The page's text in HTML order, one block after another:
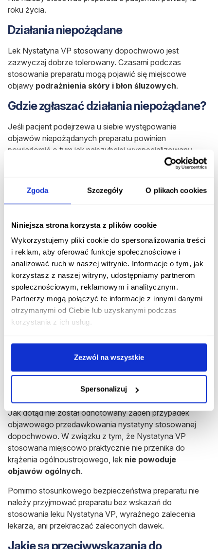
Zgoda Szczegóły O plikach cookies
Niniejsza strona korzysta z plików cookie
Wykorzystujemy pliki cookie do spersonalizowania treści
i reklam, aby oferować funkcje społecznościowe i
analizować ruch w naszej witrynie. Informacje o tym, jak
korzystasz z naszej witryny, udostępniamy partnerom
społecznościowym, reklamowym i analitycznym.
Partnerzy mogą połączyć te informacje z innymi danymi
otrzymanymi od Ciebie lub uzyskanymi podczas
korzystania z ich usług.
Zezwól na wszystkie
Spersonalizuj
roku życia.
Działania niepożądane
Lek Nystatyna VP stosowany dopochwowo jest
zazwyczaj dobrze tolerowany. Czasami podczas
stosowania preparatu mogą pojawić się miejscowe
objawy podrażnienia skóry i błon śluzowych.
Gdzie zgłaszać działania niepożądane?
Jeśli pacjent podejrzewa u siebie występowanie
objawów niepożądanych preparatu powinien
powiadomić o tym jak najszybciej wyspecjalizowany
personel medyczny. Informacje o ewentualnych
Departamentu Monitorowania Niepożądanych Działań
Produktów Leczniczych Urzędu Rejestracji Produktów
Dzięki zgłaszaniu podejrzewanych objawów
niepożądanych możliwe jest stałe monitorowanie
stosunku korzyści do ryzyka stosowania produktu
leczniczego.
Rozpocznij konsultację z Nystatyna VP
Otrzymaj konsultację lekarską na ten lek bez
Przedawkowanie preparatu Nystatyna
Jak dotąd nie został odnotowany żaden przypadek
objawowego przedawkowania nystatyny stosowanej
dopochwowo. W związku z tym, że Nystatyna VP
stosowana miejscowo praktycznie nie przenika do
krążenia ogólnoustrojowego, lek nie powoduje
objawów ogólnych.
Pomimo stosunkowego bezpieczeństwa preparatu nie
należy przyjmować preparatu bez wskazań do
stosowania leku Nystatyna VP, wyraźnego zalecenia
lekarza, ani przekraczać zaleconych dawek.
Jakie są przeciwwskazania do